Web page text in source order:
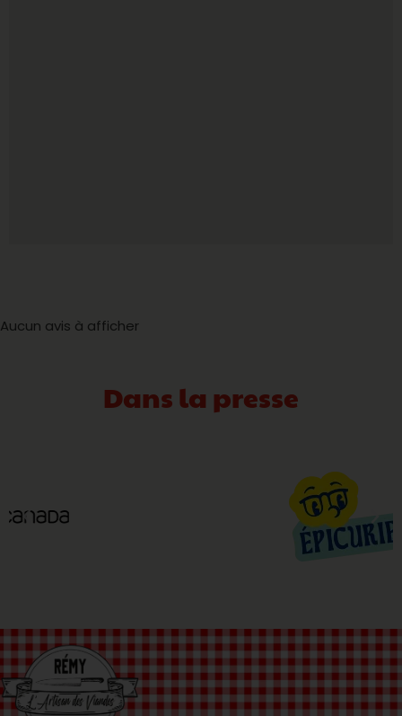
Aucun avis à afficher
Dans la presse